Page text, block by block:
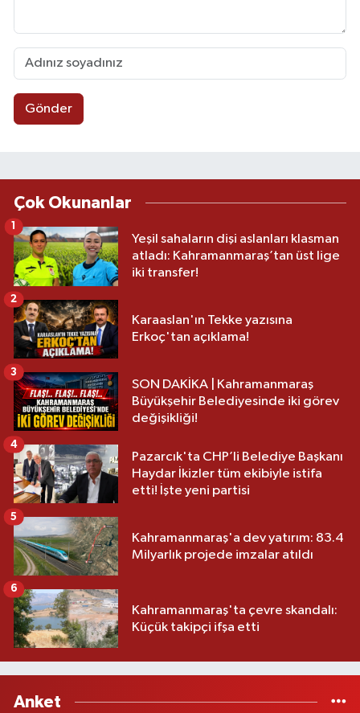
Gönder
Çok Okunanlar
Yeşil sahaların dişi aslanları klasman
atladı: Kahramanmaraş’tan üst lige
iki transfer!
Karaaslan'ın Tekke yazısına
Erkoç'tan açıklama!
2
SON DAKİKA | Kahramanmaraş
Büyükşehir Belediyesinde iki görev
değişikliği!
3
Pazarcık'ta CHP’li Belediye Başkanı
Haydar İkizler tüm ekibiyle istifa
etti! İşte yeni partisi
4
Kahramanmaraş'a dev yatırım: 83.4
Milyarlık projede imzalar atıldı
5
Kahramanmaraş'ta çevre skandalı:
Küçük takipçi ifşa etti
6
Anket